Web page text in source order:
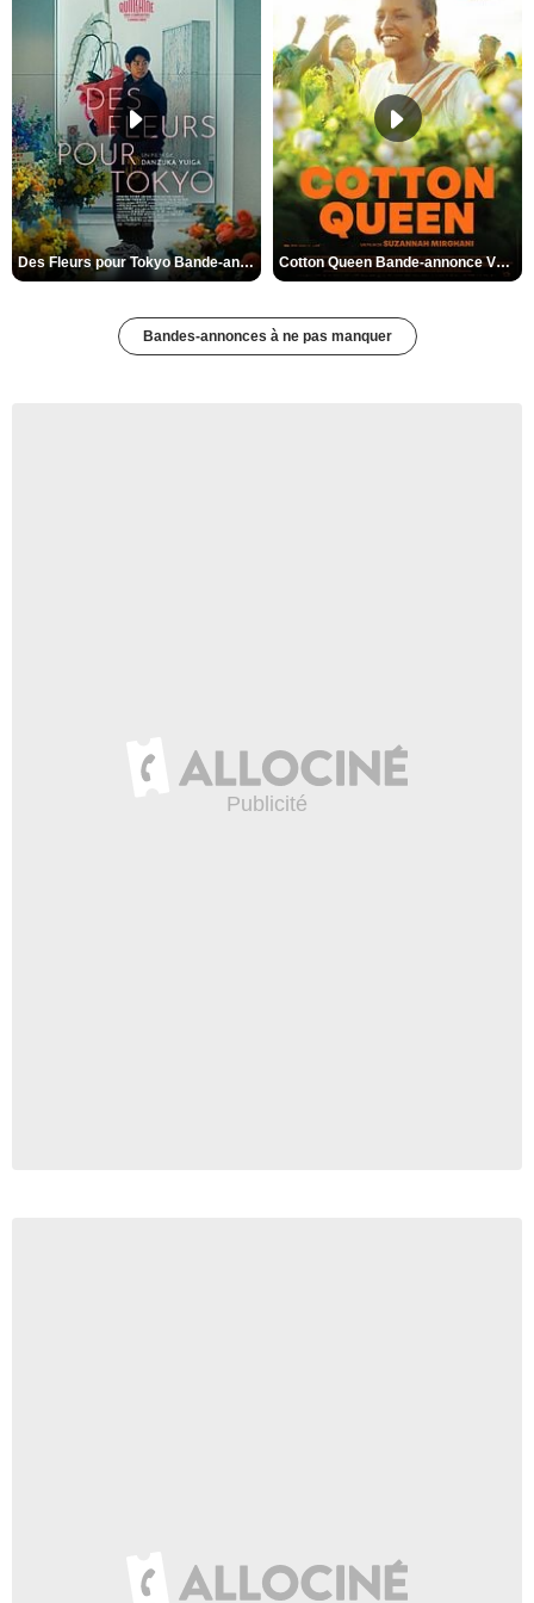
Des Fleurs pour Tokyo Bande-annonce VO STFR Cotton Queen Bande-annonce VO STFR
Bandes-annonces à ne pas manquer